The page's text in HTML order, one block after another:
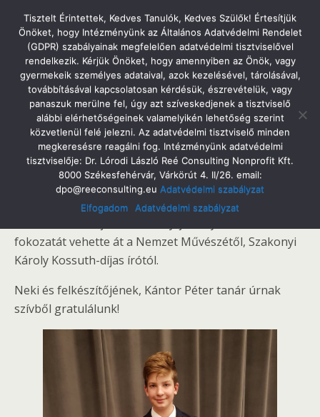
Tatabányai Árpád Gimnázium
2022. Április 9. Szombat
Siker A Szép Magyar Beszéd Versenyen
Megosztás Tweet Pin Email SMS
Kancz Benedek (7.a) a Szép magyar beszéd verseny
fokozatát vehette át a Nemzet Művészétől, Szakonyi
Károly Kossuth-díjas írótól.
Neki és felkészítőjének, Kántor Péter tanár úrnak
szívből gratulálunk!
Tisztelt Érintettek, Kedves Tanulók, Kedves Szülők! Értesítjük
Önöket, hogy Intézményünk az Általános Adatvédelmi Rendelet
(GDPR) szabályainak megfelelően adatvédelmi tisztviselővel
rendelkezik. Kérjük Önöket, hogy amennyiben az Önök, vagy
gyermekeik személyes adataival, azok kezelésével, tárolásával,
továbbításával kapcsolatosan kérdésük, észrevételük, vagy
panaszuk merülne fel, úgy azt szíveskedjenek a tisztviselő
alábbi elérhetőségeinek valamelyikén lehetőség szerint
közvetlenül felé jelezni. Az adatvédelmi tisztviselő minden
megkeresésre reagálni fog. Intézményünk adatvédelmi
tisztviselője: Dr. Lórodi László Reé Consulting Nonprofit Kft.
8000 Székesfehérvár, Várkörút 4. II/26. email:
dpo@reeconsulting.eu Adatvédelmi szabályzat
Elfogadom
Adatvédelmi szabályzat